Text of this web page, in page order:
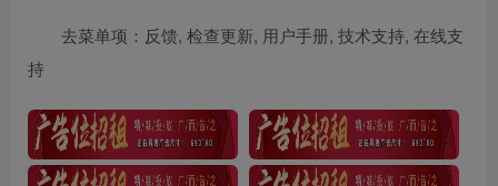
去菜单项：反馈, 检查更新, 用户手册, 技术支持, 在线支
持